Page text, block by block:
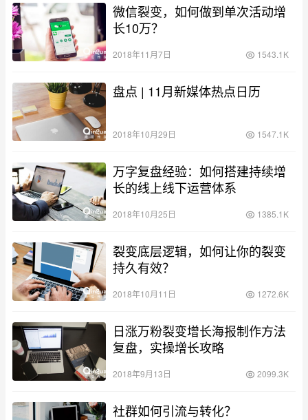
微信裂变，如何做到单次活动增
长10万？
2018年11月7日 1543.1K
盘点 | 11月新媒体热点日历
2018年10月29日 1547.1K
万字复盘经验：如何搭建持续增
长的线上线下运营体系
2018年10月25日 1385.1K
裂变底层逻辑，如何让你的裂变
持久有效？
2018年10月11日 1272.6K
日涨万粉裂变增长海报制作方法
复盘，实操增长攻略
2018年9月13日 2099.3K
社群如何引流与转化？